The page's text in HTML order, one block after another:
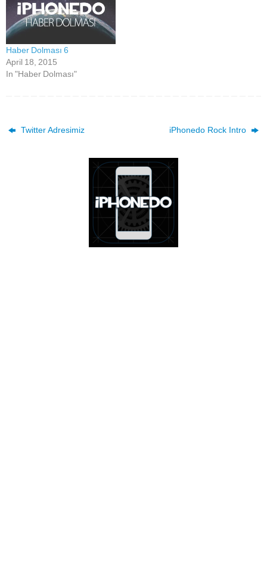
Haber Dolması 6
April 18, 2015
In "Haber Dolması"
Twitter Adresimiz iPhonedo Rock Intro